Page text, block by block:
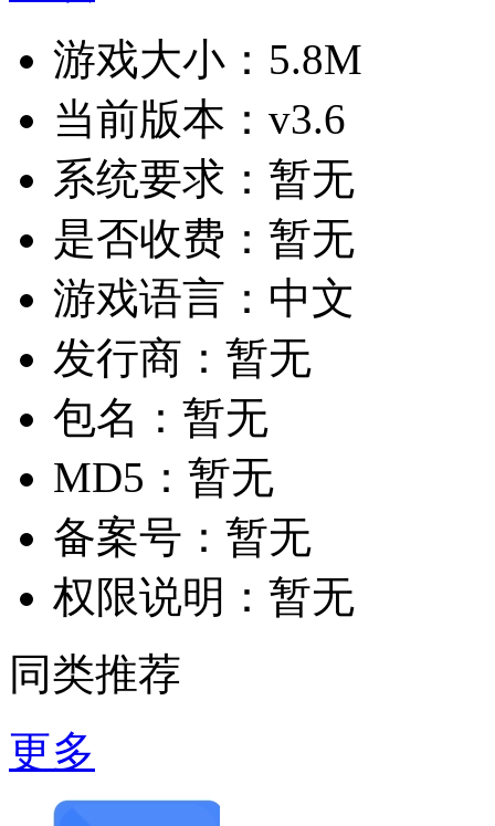
游戏大小： 5.8M
当前版本： v3.6
系统要求： 暂无
是否收费： 暂无
游戏语言： 中文
发行商： 暂无
包名： 暂无
MD5： 暂无
备案号： 暂无
权限说明： 暂无
同类推荐
更多